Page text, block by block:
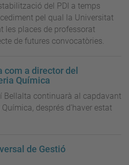
del PDI a temps
pel qual la Universitat
les places de professorat
de futures convocatòries.
a director del
Química
Bellalta continuarà al capdavant
després d’haver estat
de Gestió